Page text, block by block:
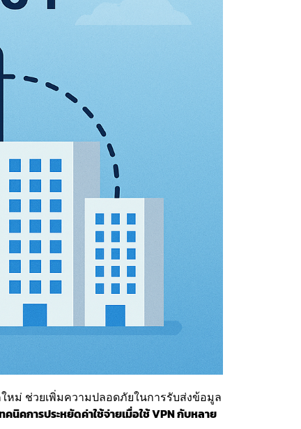
ม่ ช่วยเพิ่มความปลอดภัยในการรับส่งข้อมูล
คนิคการประหยัดค่าใช้จ่ายเมื่อใช้ VPN กับหลาย